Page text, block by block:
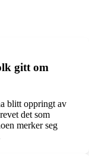
gitt om
blitt oppringt av
det som
merker seg